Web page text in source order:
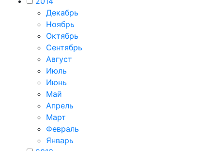
Декабрь
Ноябрь
Октябрь
Сентябрь
Август
Июль
Июнь
Май
Апрель
Март
Февраль
Январь